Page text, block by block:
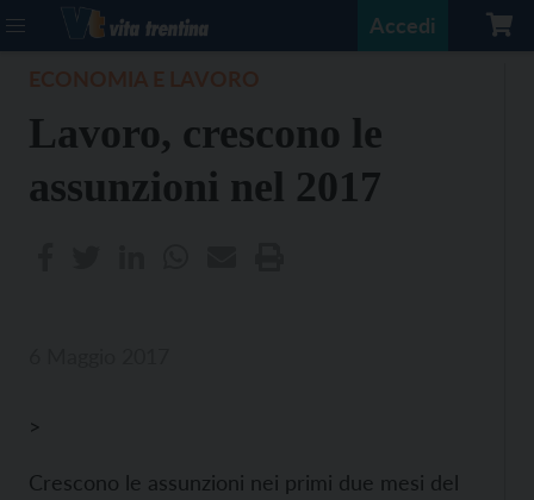
Accedi
Lavoro, crescono le
assunzioni nel 2017
>
Crescono le assunzioni nei primi due mesi del